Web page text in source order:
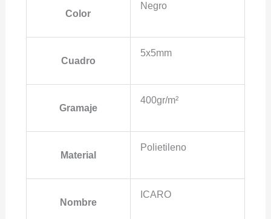
Color
Negro
Cuadro
5x5mm
Gramaje
400gr/m²
Material
Polietileno
Nombre
ICARO